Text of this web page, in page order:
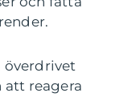
överdrivet
att reagera